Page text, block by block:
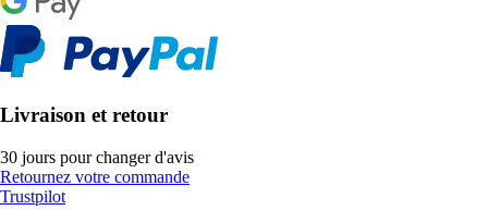
Livraison et retour
30 jours pour changer d'avis
Retournez votre commande
Trustpilot